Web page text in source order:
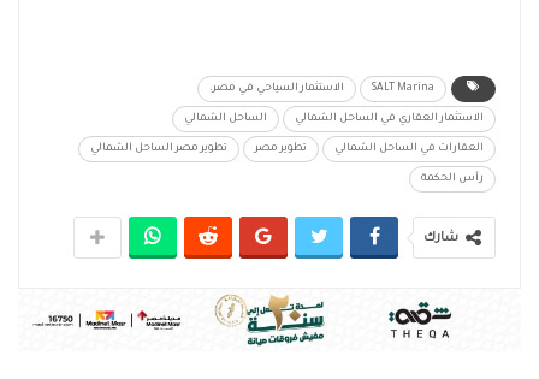
SALT Marina الاستثمار السياحي في مصر.
الاستثمار العقاري في الساحل الشمالي الساحل الشمالي
العقارات في الساحل الشمالي تطوير مصر تطوير مصر الساحل الشمالي
رأس الحكمة
شارك